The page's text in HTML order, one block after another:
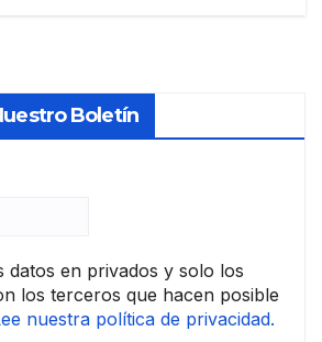
Boletín
datos en privados y solo los
los terceros que hacen posible
nuestra política de privacidad.